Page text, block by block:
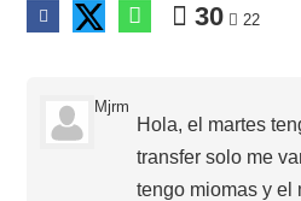
30 22
Mjrm
Hola, el martes
transfer solo me
tengo miomas y el